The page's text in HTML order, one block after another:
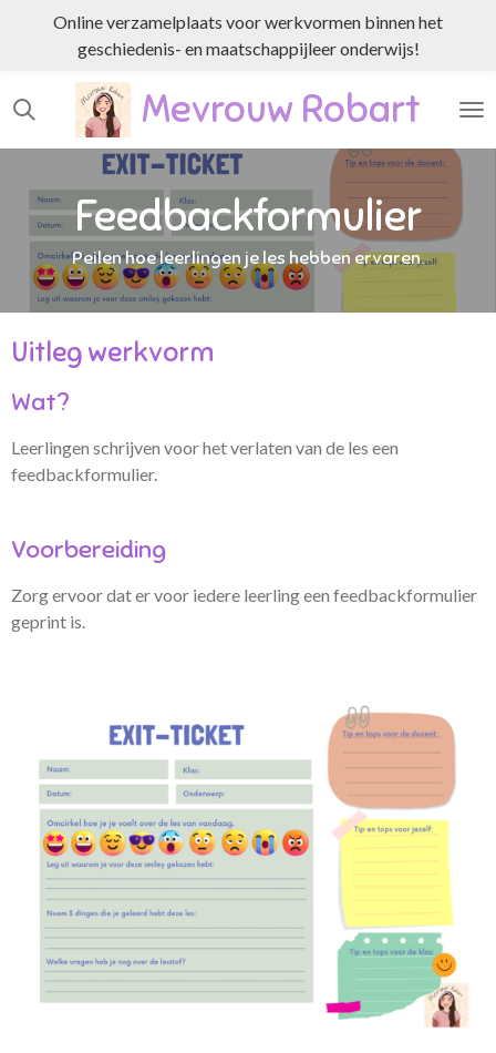
de
hoofdinhoud
Mevrouw Robart
Online verzamelplaats voor werkvormen binnen het
geschiedenis- en maatschappijleer onderwijs!
Feedbackformulier
Peilen hoe leerlingen je les hebben ervaren.
Uitleg werkvorm
Wat?
Leerlingen schrijven voor het verlaten van de les een
feedbackformulier.
Voorbereiding
Zorg ervoor dat er voor iedere leerling een feedbackformulier
geprint is.